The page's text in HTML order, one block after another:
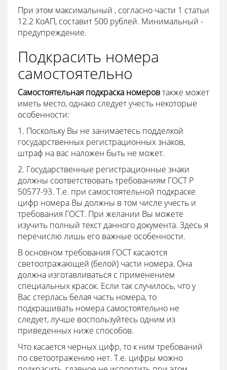
При этом максимальный , согласно части 1 статьи
12.2 КоАП, составит 500 рублей. Минимальный -
предупреждение.
Подкрасить номера
самостоятельно
Самостоятельная подкраска номеровтакже может
иметь место, однако следует учесть некоторые
особенности:
1. Поскольку Вы не занимаетесь подделкой
государственных регистрационных знаков,
штраф на вас наложен быть не может.
2. Государственные регистрационные знаки
должны соответствовать требованиям ГОСТ Р
50577-93. Т.е. при самостоятельной подкраске
цифр номера Вы должны в том числе учесть и
требования ГОСТ. При желании Вы можете
изучить полный текст данного документа. Здесь я
перечислю лишь его важные особенности.
В основном требования ГОСТ касаются
светоотражающей (белой) части номера. Она
должна изготавливаться с применением
специальных красок. Если так случилось, что у
Вас стерлась белая часть номера, то
подкрашивать номера самостоятельно не
следует, лучше воспользуйтесь одним из
приведенных ниже способов.
Что касается черных цифр, то к ним требований
по светоотражению нет. Т.е. цифры можно